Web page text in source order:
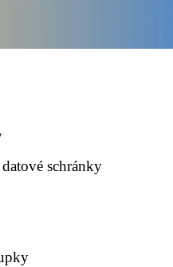
schránky